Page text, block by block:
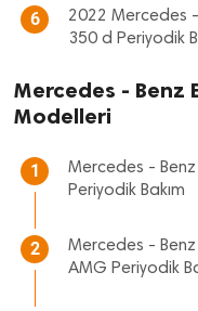
6
2022 Mercedes
350 d Periyodik
Mercedes - Benz
Modelleri
1
Mercedes -
Periyodik Bakım
2
Mercedes -
AMG Periyodik